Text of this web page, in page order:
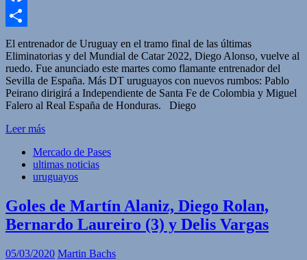
Facebook
Compartir
El entrenador de Uruguay en el tramo final de las últimas
Eliminatorias y del Mundial de Catar 2022, Diego Alonso, vuelve al
ruedo. Fue anunciado este martes como flamante entrenador del
Sevilla de España. Más DT uruguayos con nuevos rumbos: Pablo
Peirano dirigirá a Independiente de Santa Fe de Colombia y Miguel
Falero al Real España de Honduras. Diego
Leer más
Mercado de Pases
ultimas noticias
uruguayos
Goles de Martín Alaniz, Diego Rolan,
Bernardo Laureiro (3) y Delis Vargas
05/03/2020 Martin Bachs